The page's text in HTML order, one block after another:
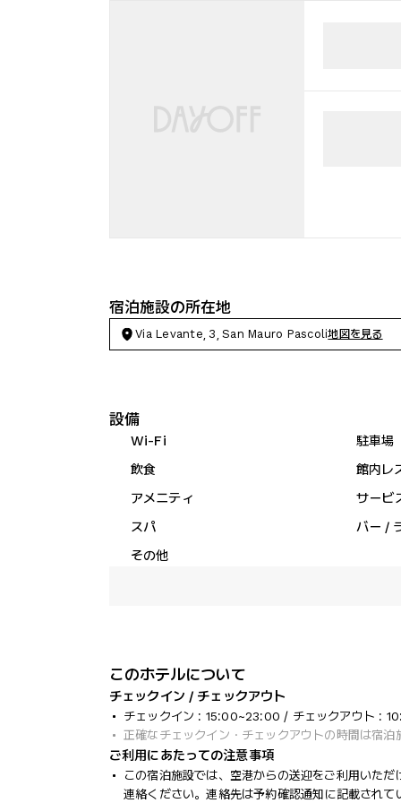
宿泊施設の所在地
Via Levante, 3, San Mauro Pascoli地図を見る
設備
Wi-Fi
駐車場
飲食
館内レ
アメニティ
サービ
スパ
バー /
その他
このホテルについて
チェックイン / チェックアウト
チェックイン : 15:00~23:00 / チェックアウト :
正確なチェックイン・チェックアウトの時間は宿
ご利用にあたっての注意事項
この宿泊施設では、空港からの送迎をご利用いた
連絡ください。連絡先は予約確認通知に記載され